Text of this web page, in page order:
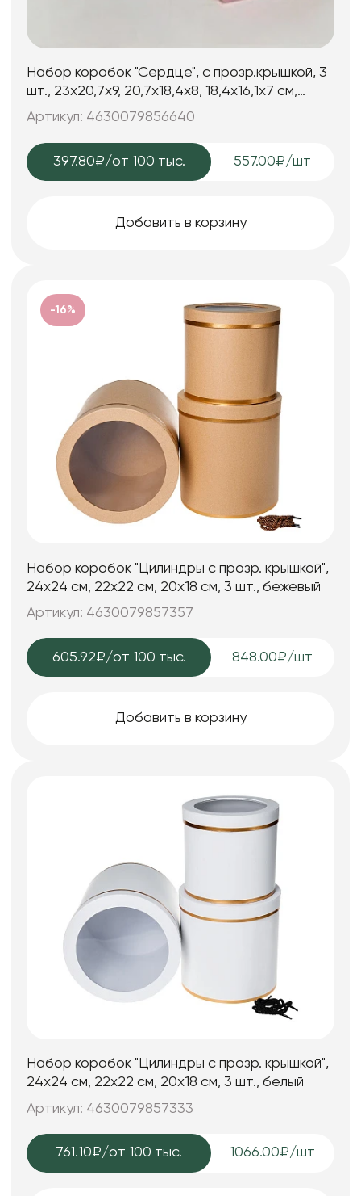
Набор коробок "Сердце", с прозр.крышкой, 3
шт., 23x20,7x9, 20,7x18,4x8, 18,4x16,1x7 см,
розовый
Артикул: 4630079856640
397.80₽/от 100 тыс. 557.00₽/шт
Добавить в корзину
-16%
Набор коробок "Цилиндры с прозр. крышкой",
24х24 см, 22х22 см, 20х18 см, 3 шт., бежевый
Артикул: 4630079857357
605.92₽/от 100 тыс. 848.00₽/шт
Добавить в корзину
Набор коробок "Цилиндры с прозр. крышкой",
24х24 см, 22х22 см, 20х18 см, 3 шт., белый
Артикул: 4630079857333
761.10₽/от 100 тыс. 1066.00₽/шт